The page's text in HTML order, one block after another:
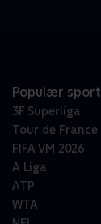
Populær sport
3F Superliga
Tour de France
FIFA VM 2026
A Liga
ATP
WTA